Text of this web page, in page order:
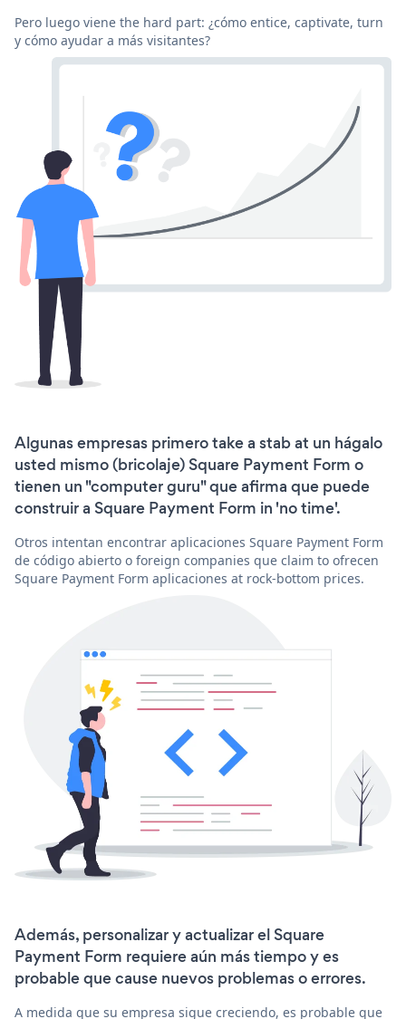
Pero luego viene the hard part: ¿cómo entice, captivate, turn
y cómo ayudar a más visitantes?
Algunas empresas primero take a stab at un hágalo
usted mismo (bricolaje) Square Payment Form o
tienen un "computer guru" que afirma que puede
construir a Square Payment Form in 'no time'.
Otros intentan encontrar aplicaciones Square Payment Form
de código abierto o foreign companies que claim to ofrecen
Square Payment Form aplicaciones at rock-bottom prices.
Además, personalizar y actualizar el Square
Payment Form requiere aún más tiempo y es
probable que cause nuevos problemas o errores.
A medida que su empresa sigue creciendo, es probable que